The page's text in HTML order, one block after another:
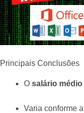
Principais Conclusões
O salário médio
Varia conforme a